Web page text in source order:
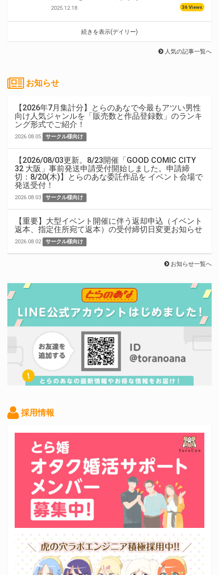
2025.12.18 36 Views
続きを表示(デイリー)
人気の記事一覧へ
お知らせ
【2026年7月集計分】とらのあなで今最もアツい男性
向け人気ジャンルを「販売数と作品登録数」のランキ
ング形式でご紹介！
2026.08.05 サークル様向け
【2026/08/03更新。8/23開催「GOOD COMIC CITY
32 大阪」事前発送申請受付開始しました。申請締
切：8/20(木)】とらのあな委託作品を イベント会場で
発送受付！
2026.08.03 サークル様向け
【重要】大型イベント開催に伴う返却申込（イベント
返本、指定住所宛て返本）の受付締切日変更お知らせ
2026.08.02 サークル様向け
お知らせ一覧へ
採用情報